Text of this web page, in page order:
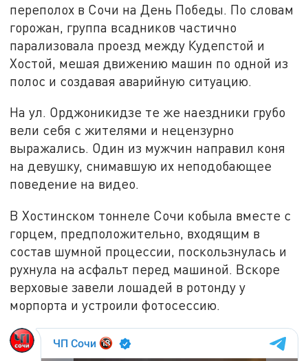
переполох в Сочи на День Победы. По словам
горожан, группа всадников частично
парализовала проезд между Кудепстой и
Хостой, мешая движению машин по одной из
полос и создавая аварийную ситуацию.
На ул. Орджоникидзе те же наездники грубо
вели себя с жителями и нецензурно
выражались. Один из мужчин направил коня
на девушку, снимавшую их неподобающее
поведение на видео.
В Хостинском тоннеле Сочи кобыла вместе с
горцем, предположительно, входящим в
состав шумной процессии, поскользнулась и
рухнула на асфальт перед машиной. Вскоре
верховые завели лошадей в ротонду у
морпорта и устроили фотосессию.